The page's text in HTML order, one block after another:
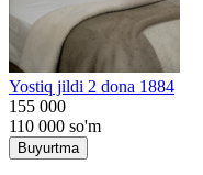
Yostiq jildi 2 dona 1884
155 000
110 000 so'm
Buyurtma